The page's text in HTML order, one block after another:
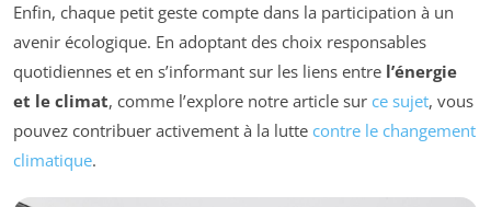
Enfin, chaque petit geste compte dans la participation à un
avenir écologique. En adoptant des choix responsables
quotidiennes et en s’informant sur les liens entre l’énergie
et le climat, comme l’explore notre article sur ce sujet, vous
pouvez contribuer activement à la lutte contre le changement
climatique.